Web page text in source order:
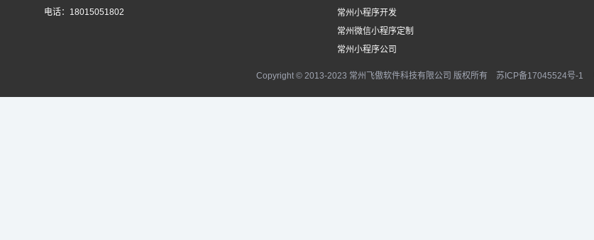
电话：18015051802
常州小程序开发
常州微信小程序定制
常州小程序公司
Copyright © 2013-2023 常州飞傲软件科技有限公司 版权所有 苏ICP备17045524号-1